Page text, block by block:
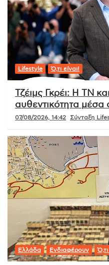
Lifestyle Ό,τι είναι!
Τζέιμς Γκρέι: Η ΤΝ
αυθεντικότητα μέσα
07/08/2026, 14:42 Σύνταξη
Ελλάδα Ενδιαφέρουν Ό,τι